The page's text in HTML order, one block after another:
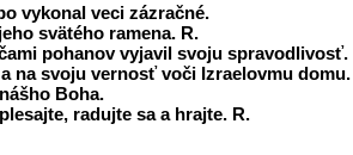
vykonal veci zázračné.
svätého ramena. R.
pohanov vyjavil svoju spravodlivosť.
na svoju vernosť voči Izraelovmu domu.
Boha.
radujte sa a hrajte. R.